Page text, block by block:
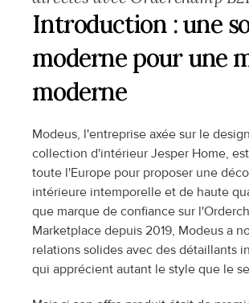
Introduction : une
moderne pour une
moderne
Modeus, l'entreprise axée sur le
collection d'intérieur Jesper Home,
toute l'Europe pour proposer une
intérieure intemporelle et de haute
que marque de confiance sur
Marketplace depuis 2019, Modeus a
relations solides avec des détaillants
qui apprécient autant le style que le